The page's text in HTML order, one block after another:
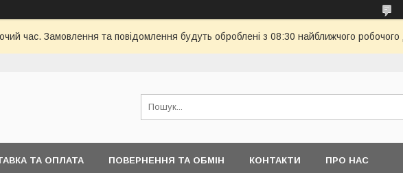
час. Замовлення та повідомлення будуть оброблені з 08:30 найближчого
ТА ОПЛАТА ПОВЕРНЕННЯ ТА ОБМІН КОНТАКТИ ПРО НАС